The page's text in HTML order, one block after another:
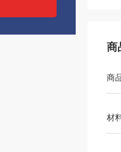
商
商
材